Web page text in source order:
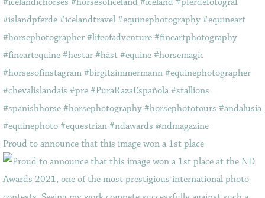
Proud to announce that this image won a 1st place